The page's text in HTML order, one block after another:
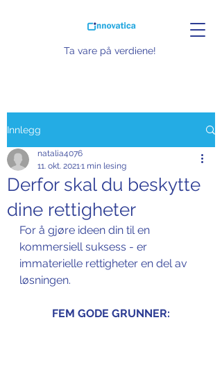
Ta vare på verdiene!
Innlegg
Derfor skal du beskytte
dine rettigheter
natalia4076
11. okt. 20211 min lesing
For å gjøre ideen din til en
kommersiell suksess - er
immaterielle rettigheter en del av
løsningen.
FEM GODE GRUNNER: